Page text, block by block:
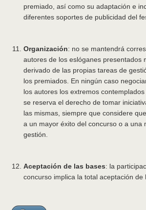
premiado, así como su adaptación e
diferentes soportes de publicidad del
Organización: no se mantendrá
autores de los eslóganes presentados
derivado de las propias tareas de
los premiados. En ningún caso
los autores los extremos
se reserva el derecho de tomar
las mismas, siempre que considere
a un mayor éxito del concurso o a una
gestión.
Aceptación de las bases: la
concurso implica la total aceptación de